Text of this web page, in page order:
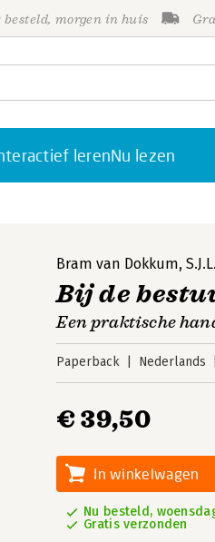
besteld, morgen in huis
lerenNu lezen
Bram van Dokkum,
Bij de
Een praktische
Paperback Nederlands
€ 39,50
In winkelwagen
Nu besteld,
Gratis verzonden